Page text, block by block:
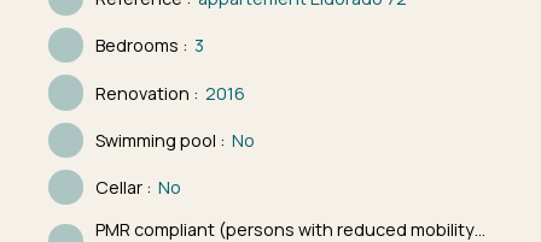
Bedrooms : 3
Renovation : 2016
Swimming pool : No
Cellar : No
PMR compliant (persons with reduced mobility):